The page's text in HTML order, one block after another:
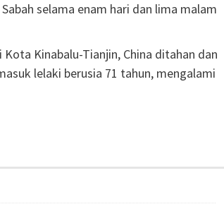
selama enam hari dan lima malam
Kinabalu-Tianjin, China ditahan dan
lelaki berusia 71 tahun, mengalami